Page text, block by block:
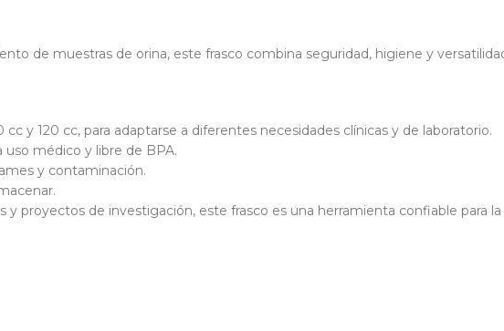
de muestras de orina, este frasco combina seguridad, higiene y
cc y 120 cc, para adaptarse a diferentes necesidades clínicas y de laboratorio.
uso médico y libre de BPA.
y contaminación.
y proyectos de investigación, este frasco es una herramienta confiable para